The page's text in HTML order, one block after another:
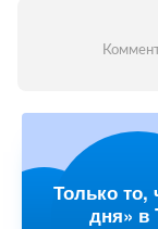
Только
дня» в